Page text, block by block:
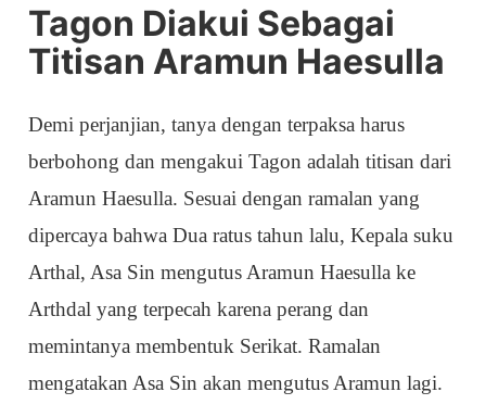
Tagon Diakui Sebagai
Titisan Aramun Haesulla
Demi perjanjian, tanya dengan terpaksa harus
berbohong dan mengakui Tagon adalah titisan dari
Aramun Haesulla. Sesuai dengan ramalan yang
dipercaya bahwa Dua ratus tahun lalu, Kepala suku
Arthal, Asa Sin mengutus Aramun Haesulla ke
Arthdal yang terpecah karena perang dan
memintanya membentuk Serikat. Ramalan
mengatakan Asa Sin akan mengutus Aramun lagi.